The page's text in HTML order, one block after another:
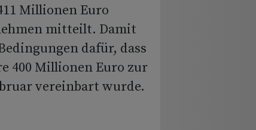
Millionen Euro
mitteilt. Damit
dafür, dass
400 Millionen Euro zur
vereinbart wurde.